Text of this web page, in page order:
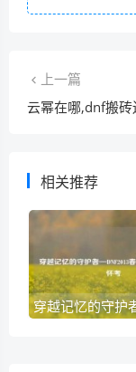
上一篇
相关推荐